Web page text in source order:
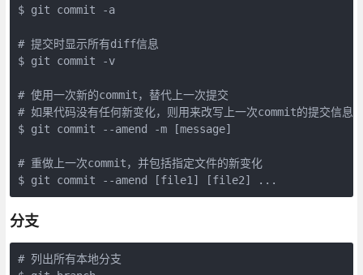
$ git commit -a
# 提交时显示所有diff信息
$ git commit -v
# 使用一次新的commit，替代上一次提交
# 如果代码没有任何新变化，则用来改写上一次commit的提交信息
$ git commit --amend -m [message]
# 重做上一次commit，并包括指定文件的新变化
$ git commit --amend [file1] [file2] ...
分支
# 列出所有本地分支